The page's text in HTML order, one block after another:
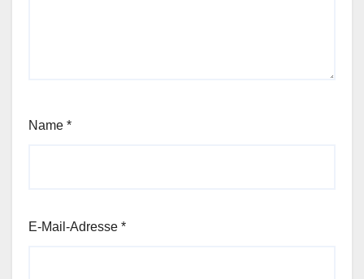
Name *
E-Mail-Adresse *